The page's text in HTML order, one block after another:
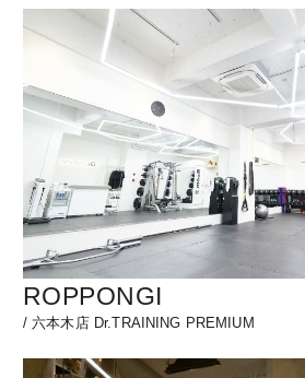
ROPPONGI
/六本木店 Dr.TRAINING PREMIUM